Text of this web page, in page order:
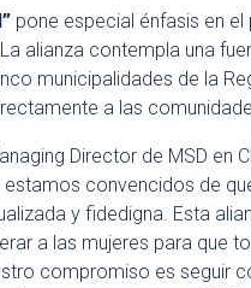
pone especial énfasis en
alianza contempla una
municipalidades de la
a las
Director de MSD en
estamos convencidos de
y fidedigna. Esta
a las mujeres para que
compromiso es seguir